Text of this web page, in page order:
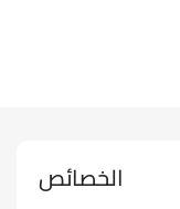
الخصائص